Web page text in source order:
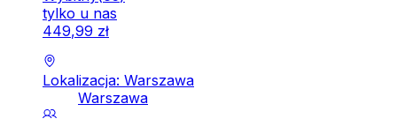
tylko u nas
449,99 zł
Lokalizacja: Warszawa
Warszawa